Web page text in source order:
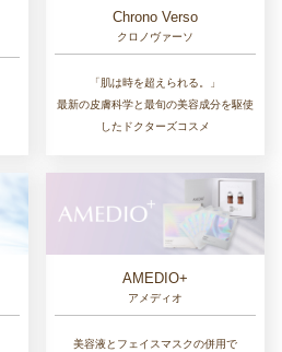
Chrono Verso
クロノヴァーソ
「肌は時を超えられる。」
最新の皮膚科学と最旬の美容成分を駆使
したドクターズコスメ
AMEDIO+
アメディオ
美容液とフェイスマスクの併用で